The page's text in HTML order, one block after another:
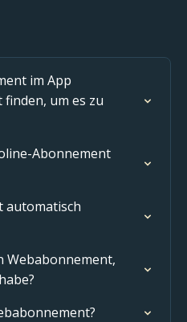
im App
um es zu
Abonnement
automatisch
Webabonnement,